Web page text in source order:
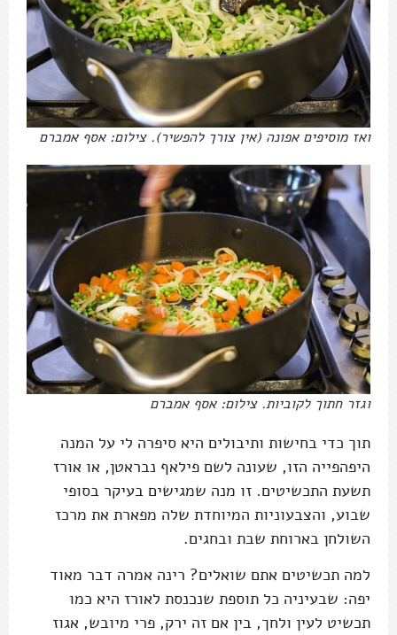
ואז מוסיפים אפונה (אין צורך להפשיר). צילום: אסף אמברם
וגזר חתוך לקוביות. צילום: אסף אמברם
תוך כדי בחישות ותיבולים היא סיפרה לי על המנה
היפהפייה הזו, שעונה לשם פילאף נבראטן, או אורז
תשעת התכשיטים. זו מנה שמגישים בעיקר בסופי
שבוע, והצבעוניות המיוחדת שלה מפארת את מרכז
השולחן בארוחת שבת ובחגים.
למה תכשיטים אתם שואלים? רינה אמרה דבר מאוד
יפה: שבעיניה כל תוספת שנכנסת לאורז היא כמו
תכשיט לעין ולחך, בין אם זה ירק, פרי מיובש, אגוז